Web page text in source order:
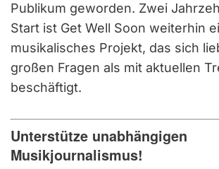
Publikum geworden. Zwei
Start ist Get Well Soon weiterhin
musikalisches Projekt, das sich
großen Fragen als mit aktuellen
beschäftigt.
Unterstütze unabhängigen
Musikjournalismus!